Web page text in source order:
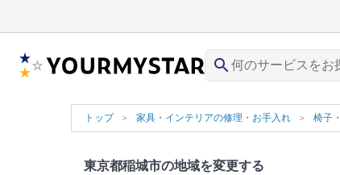
search
トップ 家具・インテリアの修理・お手入れ 椅子
東京都稲城市の地域を変更する